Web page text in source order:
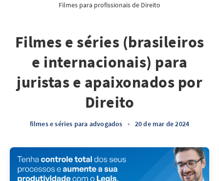
Filmes para profissionais de Direito
Filmes e séries (brasileiros
e internacionais) para
juristas e apaixonados por
Direito
filmes e séries para advogados • 20 de mar de 2024